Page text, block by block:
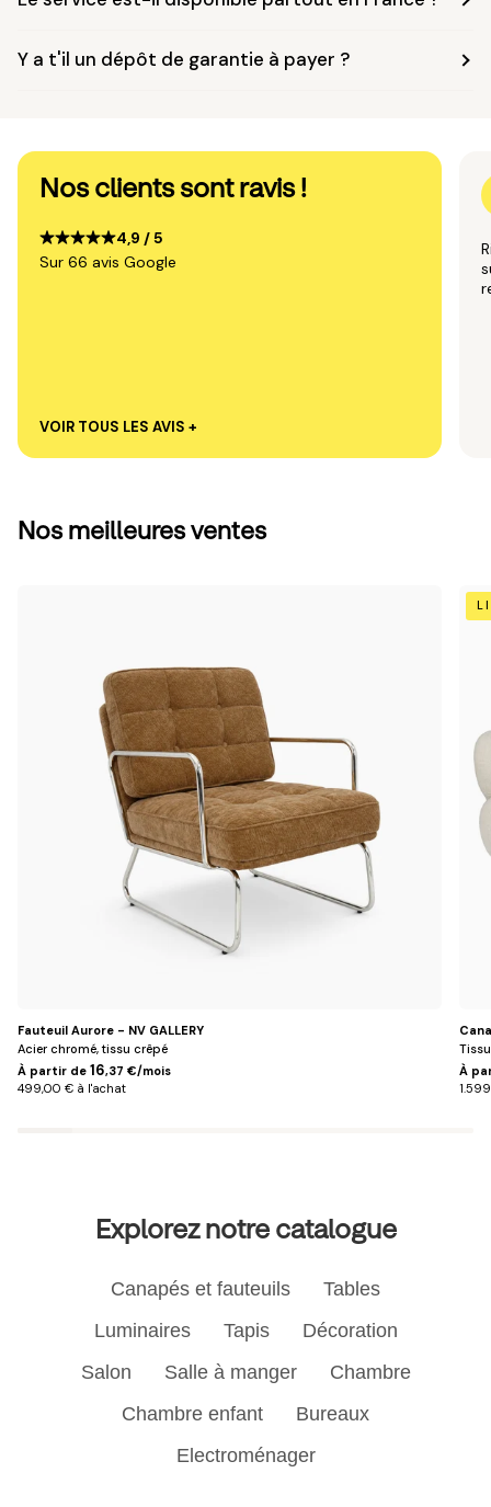
Y a t'il un dépôt de garantie à payer ?
Nos clients sont ravis !
4,9 / 5
Sur 66 avis Google
VOIR TOUS LES AVIS +
Nos meilleures ventes
Fauteuil Aurore - NV GALLERY
Acier chromé, tissu crêpé
À partir de 16,37 €/mois
499,00 € à l'achat
À
Explorez notre catalogue
Canapés et fauteuils
Tables
Luminaires
Tapis
Décoration
Salon
Salle à manger
Chambre
Chambre enfant
Bureaux
Electroménager